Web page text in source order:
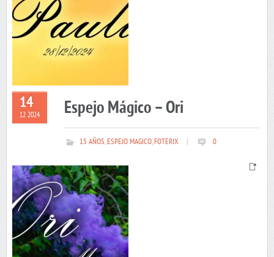
14
12 2024 Espejo Mágico – Ori
15 AÑOS,ESPEJO MAGICO,FOTERIX 0